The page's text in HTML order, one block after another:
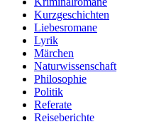
Kurzgeschichten
Liebesromane
Lyrik
Märchen
Naturwissenschaft
Philosophie
Politik
Referate
Reiseberichte